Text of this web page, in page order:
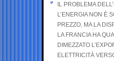
IL PROBLEMA
L’ENERGIA NON È
PREZZO, MA LA
LA FRANCIA HA
DIMEZZATO
ELETTRICITÀ